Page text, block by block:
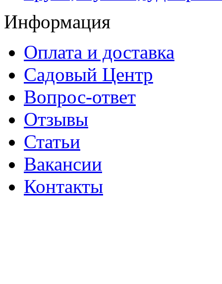
Информация
Оплата и доставка
Садовый Центр
Вопрос-ответ
Отзывы
Статьи
Вакансии
Контакты